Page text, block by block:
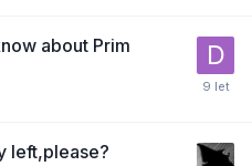
about Prim
left,please?